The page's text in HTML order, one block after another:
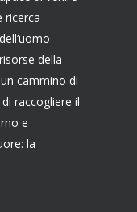
ricerca
della
cammino di
raccogliere il
e
la